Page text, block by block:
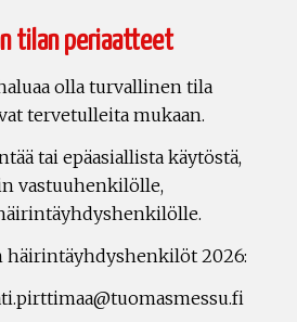
tilan periaatteet
olla turvallinen tila
tervetulleita mukaan.
tai epäasiallista käytöstä,
vastuuhenkilölle,
häirintäyhdyshenkilöt 2026: